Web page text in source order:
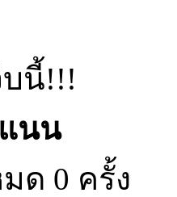
บนี้!!!
นน
ด 0 ครั้ง